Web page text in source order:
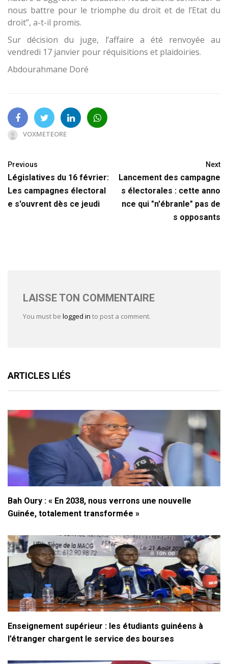
nous battre pour le triomphe du droit et de l’Etat du
droit”, a-t-il promis.
Sur décision du juge, l’affaire a été renvoyée au
vendredi 17 janvier pour réquisitions et plaidoiries.
Abdourahmane Doré
VOXMETEORE
Previous
Législatives du 16 février:
Les campagnes électoral
e s'ouvrent dès ce jeudi
Next
Lancement des campagne
s électorales : cette anno
nce qui "n'ébranle" pas de
s opposants
LAISSE TON COMMENTAIRE
You must be logged in to post a comment.
ARTICLES LIÉS
Bah Oury : « En 2038, nous verrons une nouvelle
Guinée, totalement transformée »
Enseignement supérieur : les étudiants guinéens à
l’étranger chargent le service des bourses